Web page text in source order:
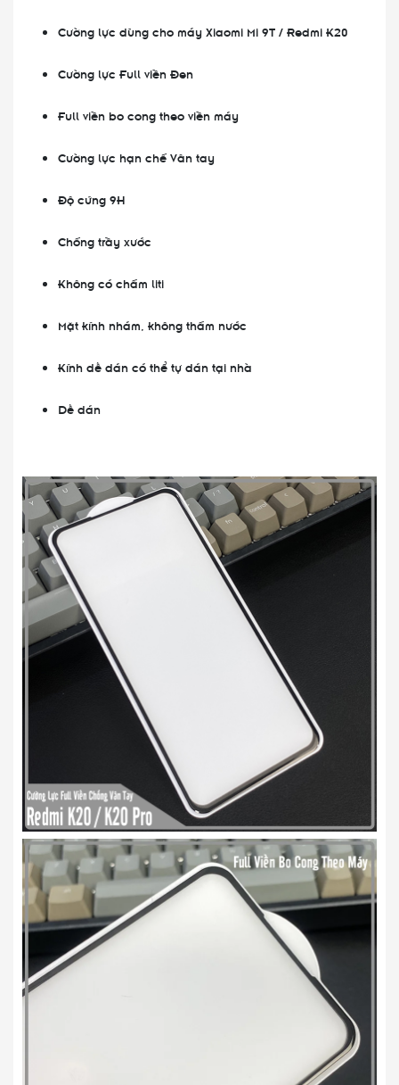
Cường lực dùng cho máy Xiaomi Mi 9T / Redmi K20
Cường lực Full viền Đen
Full viền bo cong theo viền máy
Cường lực hạn chế Vân tay
Độ cứng 9H
Chống trầy xước
Không có chấm liti
Mặt kính nhám, không thấm nước
Kính dễ dán có thể tự dán tại nhà
Dễ dán